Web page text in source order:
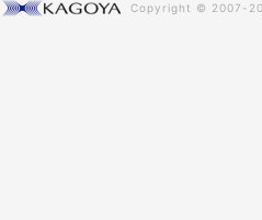
Copyright © 2007-